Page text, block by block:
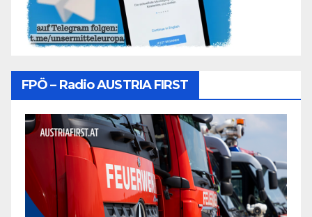
FPÖ – Radio AUSTRIA FIRST